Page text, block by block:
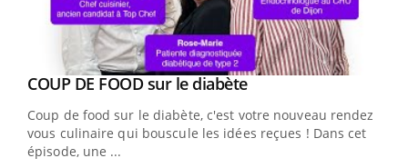
Youtube
COUP DE FOOD sur le diabèteYoutube
Coup de food sur le diabète, c'est votre nouveau rendez-
vous culinaire qui bouscule les idées reçues ! Dans cet
épisode, une ...